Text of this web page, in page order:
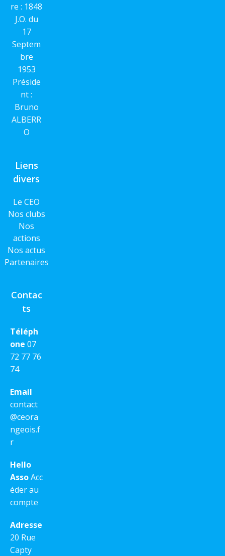
re : 1848
J.O. du
17
Septem
bre
1953
Préside
nt :
Bruno
ALBERR
O
Liens
divers
Le CEO
Nos clubs
Nos
actions
Nos actus
Partenaires
Contac
ts
Téléph
one 07
72 77 76
74
Email
contact
@ceora
ngeois.f
r
Hello
AssoAcc
éder au
compte
Adresse
20 Rue
Capty